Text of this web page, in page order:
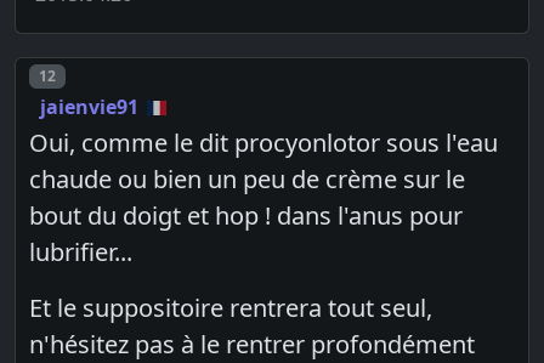
Post number
12
jaienvie91
Oui, comme le dit procyonlotor sous l'eau
chaude ou bien un peu de crème sur le
bout du doigt et hop ! dans l'anus pour
lubrifier...
Et le suppositoire rentrera tout seul,
n'hésitez pas à le rentrer profondément